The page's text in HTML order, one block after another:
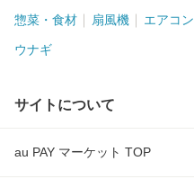
惣菜・食材 扇風機 エアコン
ウナギ
サイトについて
au PAY マーケット TOP